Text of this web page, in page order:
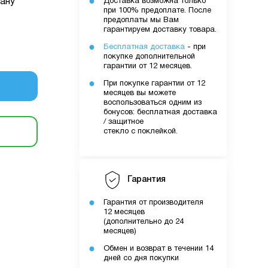
при 100% предоплате. После
предоплаты мы Вам
гарантируем доставку товара.
Бесплатная доставка - при
покупке дополнительной
гарантии от 12 месяцев.
При покупке гарантии от 12
месяцев вы можете
воспользоваться одним из
бонусов: бесплатная доставка
/ защитное
стекло с поклейкой.
Гарантия
Гарантия от производителя
12 месяцев
(дополнительно до 24
месяцев)
Обмен и возврат в течении 14
дней со дня покупки